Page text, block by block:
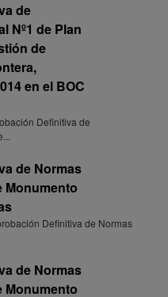
de
Nº1 de Plan
de
en el BOC
Definitiva de
de Normas
Monumento
Definitiva de Normas
de Normas
Monumento